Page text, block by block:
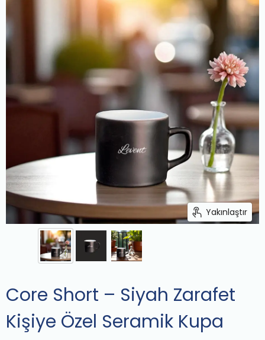
Yakınlaştır
Core Short – Siyah Zarafet
Kişiye Özel Seramik Kupa